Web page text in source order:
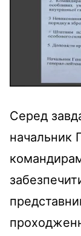
Серед
начальник
командирам